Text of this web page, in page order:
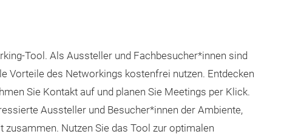
Tool. Als Aussteller und Fachbesucher*innen sind
Vorteile des Networkings kostenfrei nutzen. Entdecken
Sie Kontakt auf und planen Sie Meetings per Klick.
Aussteller und Besucher*innen der Ambiente,
Nutzen Sie das Tool zur optimalen